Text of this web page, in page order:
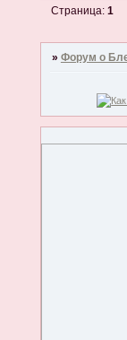
Страница: 1
» Форум о